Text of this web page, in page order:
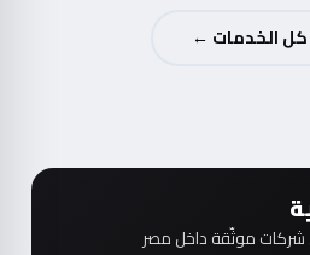
الخدمات ←
موثّقة داخل مصر